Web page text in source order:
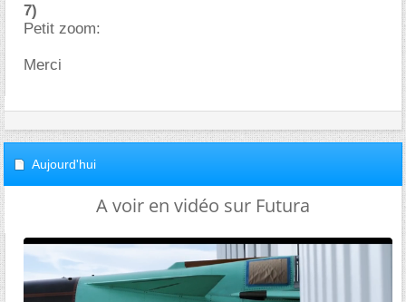
7)
Petit zoom:
Merci
Aujourd'hui
A voir en vidéo sur Futura